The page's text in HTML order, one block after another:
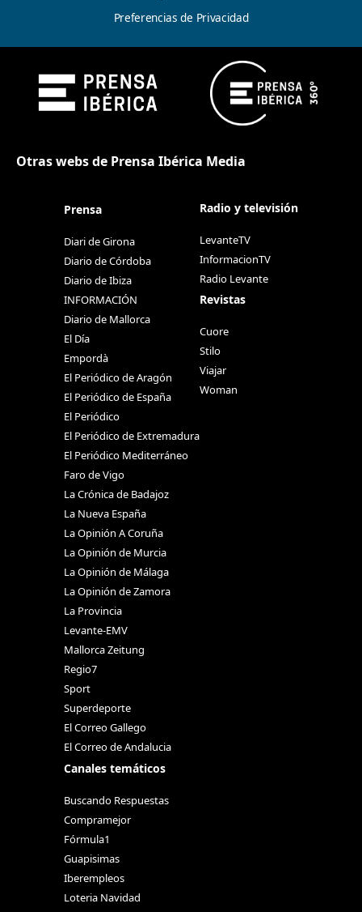
Preferencias de Privacidad
Otras webs de Prensa Ibérica Media
Prensa
Diari de Girona
Diario de Córdoba
Diario de Ibiza
INFORMACIÓN
Diario de Mallorca
El Día
Empordà
El Periódico de Aragón
El Periódico de España
El Periódico
El Periódico de Extremadura
El Periódico Mediterráneo
Faro de Vigo
La Crónica de Badajoz
La Nueva España
La Opinión A Coruña
La Opinión de Murcia
La Opinión de Málaga
La Opinión de Zamora
La Provincia
Levante-EMV
Mallorca Zeitung
Regio7
Sport
Superdeporte
El Correo Gallego
El Correo de Andalucia
Canales temáticos
Buscando Respuestas
Compramejor
Fórmula1
Guapisimas
Iberempleos
Loteria Navidad
Radio y televisión
LevanteTV
InformacionTV
Radio Levante
Revistas
Cuore
Stilo
Viajar
Woman